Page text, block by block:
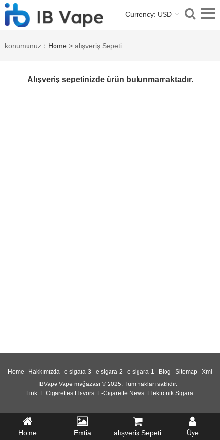
Currency: USD
konumunuz： Home > alışveriş Sepeti
Alışveriş sepetinizde ürün bulunmamaktadır.
Home Hakkımızda e sigara-3 e sigara-2 e sigara-1 Blog Sitemap
Xml
IBVape Vape mağazası © 2025. Tüm hakları saklıdır.
Link: E Cigarettes Flavors E-Cigarette News Elektronik Sigara
Home Emtia alışveriş Sepeti Üye